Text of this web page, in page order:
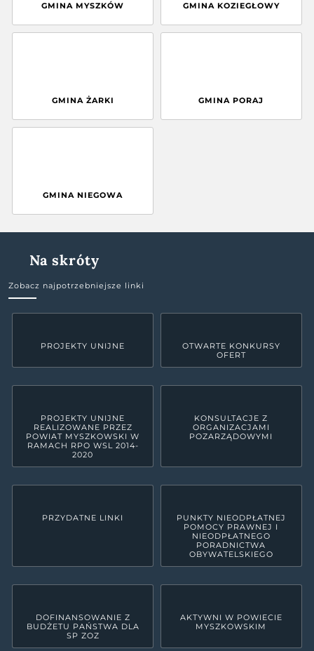
GMINA MYSZKÓW GMINA KOZIEGŁOWY
GMINA ŻARKI GMINA PORAJ
GMINA NIEGOWA
Na skróty
Zobacz najpotrzebniejsze linki
PROJEKTY UNIJNE
OTWARTE KONKURSY
OFERT
PROJEKTY UNIJNE
REALIZOWANE PRZEZ
POWIAT MYSZKOWSKI W
RAMACH RPO WSL 2014-
2020
KONSULTACJE Z
ORGANIZACJAMI
POZARZĄDOWYMI
PRZYDATNE LINKI
PUNKTY NIEODPŁATNEJ
POMOCY PRAWNEJ I
NIEODPŁATNEGO
PORADNICTWA
OBYWATELSKIEGO
DOFINANSOWANIE Z
BUDŻETU PAŃSTWA DLA
SP ZOZ
AKTYWNI W POWIECIE
MYSZKOWSKIM